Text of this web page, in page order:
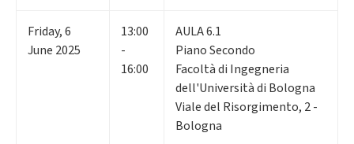
Friday,6
June 2025
13:00
-
16:00
AULA 6.1
Piano Secondo
Facoltà di Ingegneria
dell'Università di Bologna
Viale del Risorgimento, 2 -
Bologna